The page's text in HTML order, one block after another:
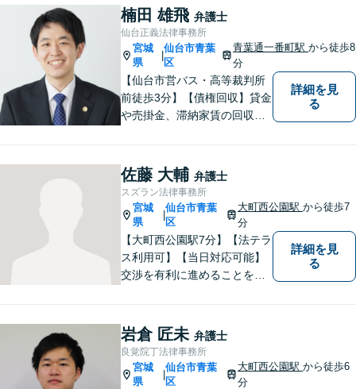
です。解決のためのお手伝い
をいたしますので、悩んでい
らっしゃることをお聞かせく
ださい。
楠田 雄飛 弁護士
仙台正義法律事務所
宮城
県
仙台市青葉
区
青葉通一番町駅から徒歩8
分
【仙台市営バス・高等裁判所
前徒歩3分】【債権回収】貸金
や売掛金、滞納家賃の回収な
倫慰謝料の請求を受けた方の
相談のみ受け付けております
【相続】遺言書作成・相続放
棄・遺産分割・遺留分のご相
談に対応しております
詳細を見
る
佐藤 大輔 弁護士
スズラン法律事務所
宮城
県
|
仙台市青葉
区
大町西公園駅から徒歩7
分
【大町西公園駅7分】【法テラ
ス利用可】【当日対応可能】
交渉を有利に進めることを前
い忍耐力も持ち合わせており
ます。 タフな交渉を要求され
る事件や、難しい法律問題は
ぜひお任せください。
詳細を見
る
岩倉 匠未 弁護士
良覚院丁法律事務所
宮城
県
|
仙台市青葉
区
大町西公園駅から徒歩6
分